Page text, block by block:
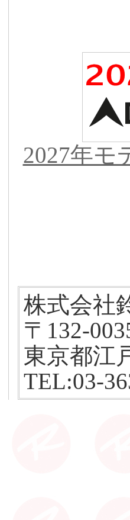
2027年モ
株式会社
〒132-
東京都江
TEL:03-